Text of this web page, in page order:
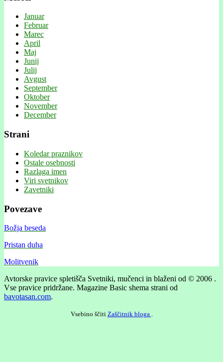
Januar
Februar
Marec
April
Maj
Junij
Julij
Avgust
September
Oktober
November
December
Strani
Koledar praznikov
Ostale osebnosti
Razlaga imen
Viri svetnikov
Zavetniki
Povezave
Božja beseda
Pristan duha
Molitvenik
Avtorske pravice spletišča Svetniki, mučenci in blaženi od © 2006 .
Vse pravice pridržane. Magazine Basic shema strani od
bavotasan.com.
Vsebino ščiti Zaščitnik bloga .